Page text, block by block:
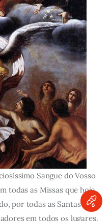
Sangue do Vosso
todas as Missas que hoje
por todas as Santas
em todos os lugares,